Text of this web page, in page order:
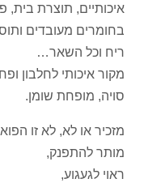
איכותיים, תוצרת בית,
בחומרים מעובדים
ריח וכל השאר…
מקור איכותי לחלבון
סויה, מופחת שומן.
מזכיר או לא, לא זו
מותר להתפנק,
ראוי לגעגוע,